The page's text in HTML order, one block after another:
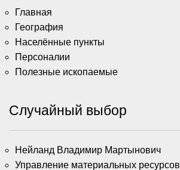
Главная
География
Населённые пункты
Персоналии
Полезные ископаемые
Случайный выбор
Нейланд Владимир Мартынович
Управление материальных ресурсов